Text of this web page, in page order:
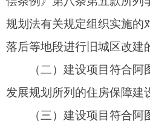
划确定的建设用地；
（四）建设项目符合阿图什
建设规划、棚户区改造规划；
（五）建设项目已纳入阿图
二、征收目的